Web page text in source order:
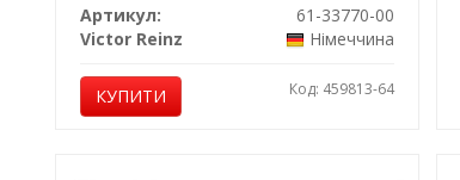
Артикул:
61-33770-00
Victor Reinz
Німеччина
КУПИТИ Код: 459813-64